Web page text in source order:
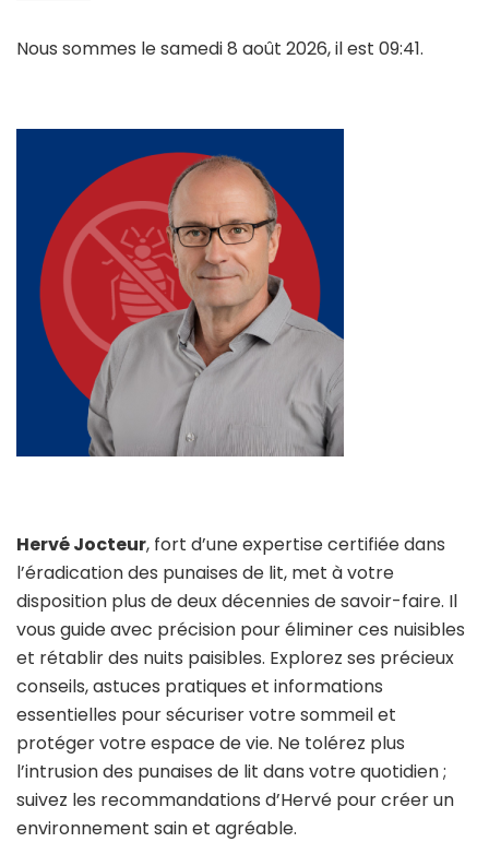
Nous sommes le samedi 8 août 2026, il est 09:41.
Hervé Jocteur, fort d’une expertise certifiée dans
l’éradication des punaises de lit, met à votre
disposition plus de deux décennies de savoir-faire. Il
vous guide avec précision pour éliminer ces nuisibles
et rétablir des nuits paisibles. Explorez ses précieux
conseils, astuces pratiques et informations
essentielles pour sécuriser votre sommeil et
protéger votre espace de vie. Ne tolérez plus
l’intrusion des punaises de lit dans votre quotidien ;
suivez les recommandations d’Hervé pour créer un
environnement sain et agréable.